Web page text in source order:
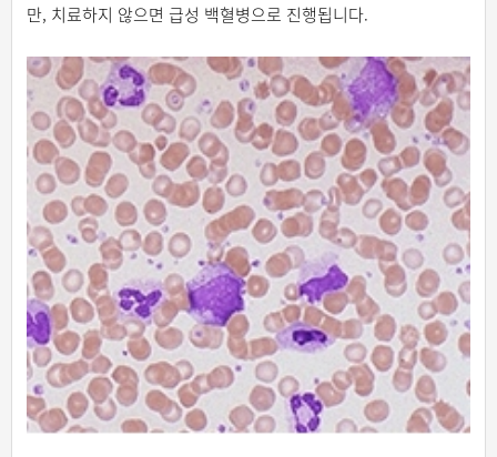
만, 치료하지 않으면 급성 백혈병으로 진행됩니다.